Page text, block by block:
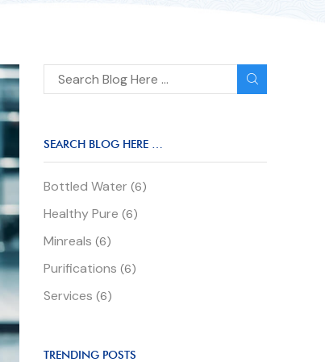
SEARCH BLOG HERE …
Bottled Water (6)
Healthy Pure (6)
Minreals (6)
Purifications (6)
Services (6)
TRENDING POSTS